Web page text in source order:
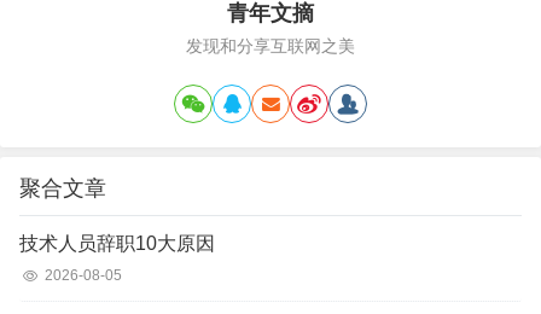
青年文摘
发现和分享互联网之美
聚合文章
技术人员辞职10大原因
2026-08-05